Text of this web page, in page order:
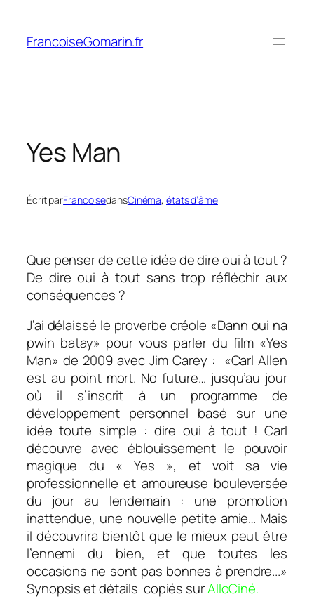
contenu
FrancoiseGomarin.fr
Yes Man
Écrit parFrancoisedansCinéma, états d’âme
Que penser de cette idée de dire oui à tout ?
De dire oui à tout sans trop réfléchir aux
conséquences ?
J’ai délaissé le proverbe créole «Dann oui na
pwin batay» pour vous parler du film «Yes
Man» de 2009 avec Jim Carey : «Carl Allen
est au point mort. No future… jusqu’au jour
où il s’inscrit à un programme de
développement personnel basé sur une
idée toute simple : dire oui à tout ! Carl
découvre avec éblouissement le pouvoir
magique du « Yes », et voit sa vie
professionnelle et amoureuse bouleversée
du jour au lendemain : une promotion
inattendue, une nouvelle petite amie… Mais
il découvrira bientôt que le mieux peut être
l’ennemi du bien, et que toutes les
occasions ne sont pas bonnes à prendre...»
Synopsis et détails copiés surAlloCiné.